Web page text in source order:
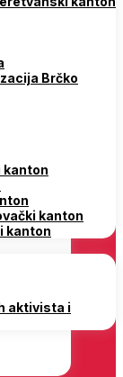
Brčko
kanton
kanton
kanton
aktivista i